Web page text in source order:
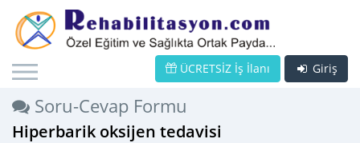
Giriş
ÜCRETSİZ İş İlanı
Soru-Cevap Formu
Hiperbarik oksijen tedavisi